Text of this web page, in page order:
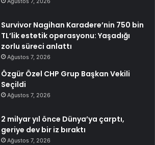
Survivor Nagihan Karadere’nin 750 bin
TL’lik estetik operasyonu: Yaşadığı
zorlu süreci anlattı
Ağustos 7, 2026
Özgür Özel CHP Grup Başkan Vekili
Seçildi
Ağustos 7, 2026
2 milyar yıl önce Dünya’ya çarptı,
geriye dev bir iz bıraktı
Ağustos 7, 2026